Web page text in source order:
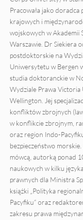
Pracowała jako doradca
krajowych i
wojskowych w Akademii
Warszawie. Dr Siekiera
postdoktorskie na
Uniwersytetu w Bergen
studia doktoranckie w
Wydziale Prawa
Wellington. Jej
konfliktów zbrojnych
w konflikcie zbrojnym,
oraz region Indo-
bezpieczeństwo
mówcą, autorką ponad
naukowych w kilku
prawnych dla Ministra
książki „Polityka
Pacyfiku” oraz
zakresu prawa